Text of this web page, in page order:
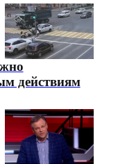
действиям